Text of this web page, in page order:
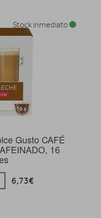
Gusto CAFÉ
16
6,73€
Stock inmediato